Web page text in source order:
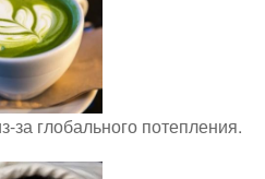
за глобального потепления.